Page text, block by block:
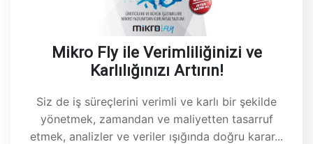
Mikro Fly ile Verimliliğinizi ve
Karlılığınızı Artırın!
Siz de iş süreçlerini verimli ve karlı bir şekilde
yönetmek, zamandan ve maliyetten tasarruf
etmek, analizler ve veriler ışığında doğru karar...